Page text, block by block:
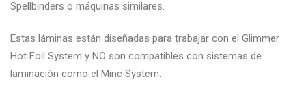
Spellbinders o máquinas similares.
Estas láminas están diseñadas para trabajar con el Glimmer
Hot Foil System y NO son compatibles con sistemas de
laminación como el Minc System.